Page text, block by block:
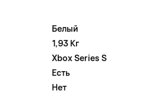
Белый
1,93 Кг
Xbox Series S
Есть
Нет